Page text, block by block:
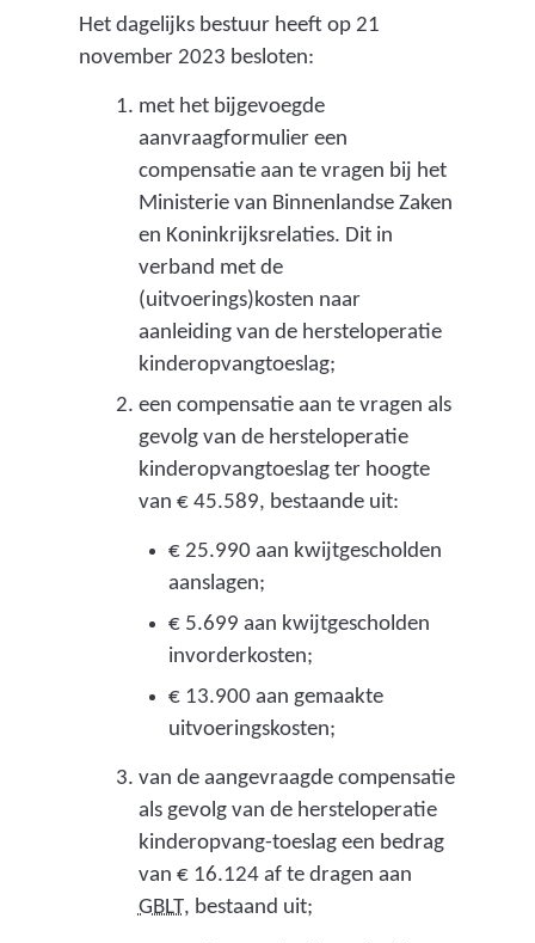
Het dagelijks bestuur heeft op 21
november 2023 besloten:
met het bijgevoegde
aanvraagformulier een
compensatie aan te vragen bij het
Ministerie van Binnenlandse Zaken
en Koninkrijksrelaties. Dit in
verband met de
(uitvoerings)kosten naar
aanleiding van de hersteloperatie
kinderopvangtoeslag;
een compensatie aan te vragen als
gevolg van de hersteloperatie
kinderopvangtoeslag ter hoogte
van € 45.589, bestaande uit:
€ 25.990 aan kwijtgescholden
aanslagen;
€ 5.699 aan kwijtgescholden
invorderkosten;
€ 13.900 aan gemaakte
uitvoeringskosten;
van de aangevraagde compensatie
als gevolg van de hersteloperatie
kinderopvang-toeslag een bedrag
van € 16.124 af te dragen aan
GBLT(, bestaand uit;